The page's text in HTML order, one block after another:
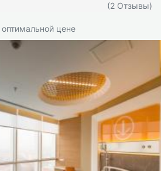
(обычно 1 ночь);
наблюдение;
расходы:
клиникой).
(2 Отзывы)
цене